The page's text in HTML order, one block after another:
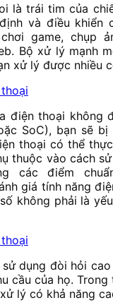
là trái tim của
và điều khiển
game, chụp
Bộ xử lý mạnh
xử lý được nhiều
điện thoại không
SoC), bạn sẽ
thoại có thể
thuộc vào cách
các điểm
giá tính năng
không phải là
dụng đòi hỏi
cầu của họ.
lý có khả năng